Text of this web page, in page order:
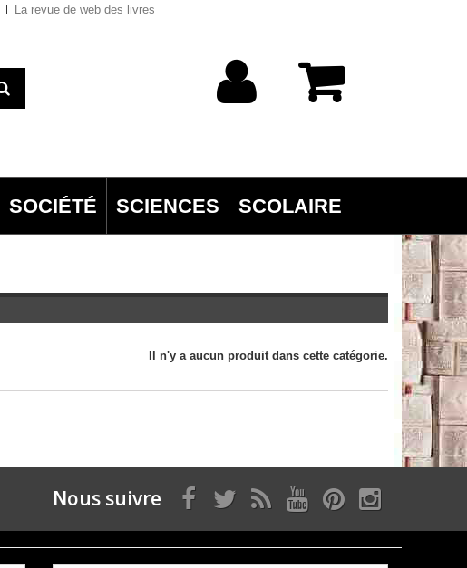
La revue de web des livres
SOCIÉTÉ SCIENCES SCOLAIRE
Il n'y a aucun produit dans cette catégorie.
Nous suivre